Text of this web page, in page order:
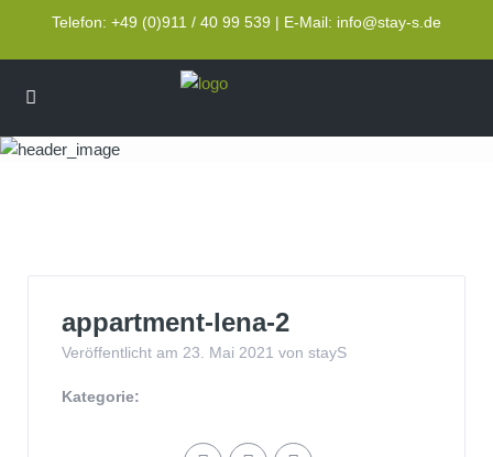
Telefon: +49 (0)911 / 40 99 539 | E-Mail: info@stay-s.de
appartment-lena-2
Veröffentlicht am 23. Mai 2021 von stayS
Kategorie: